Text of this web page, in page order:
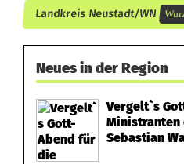
p
W
Landkreis Neustadt/WN
Neues in der Region
Vergelt`s
Ministranten
Sebastian